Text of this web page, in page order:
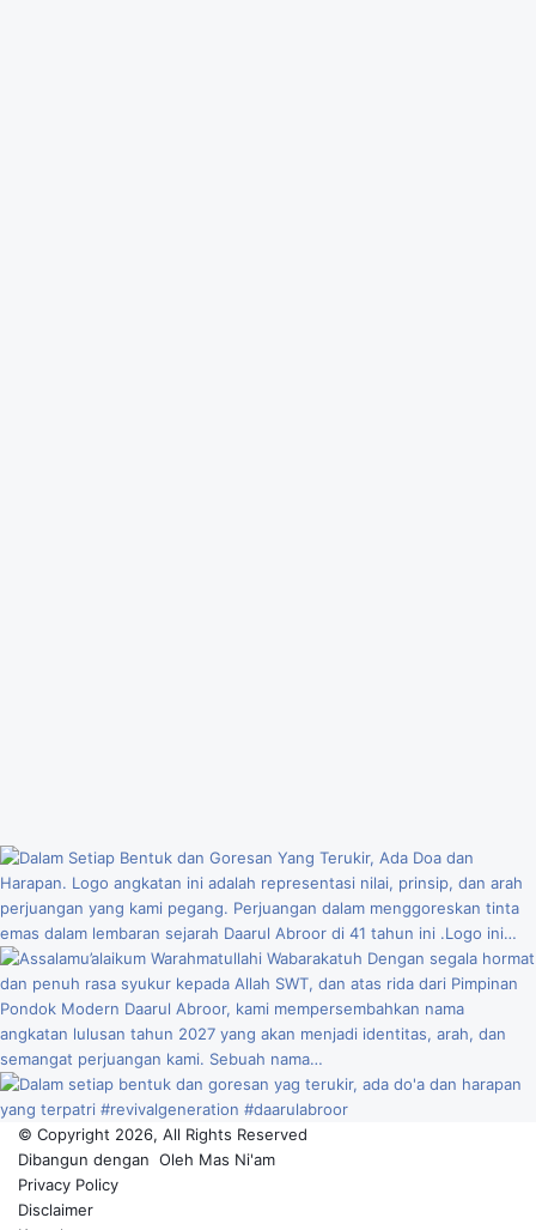
© Copyright 2026, All Rights Reserved
Dibangun dengan Oleh Mas Ni'am
Privacy Policy
Disclaimer